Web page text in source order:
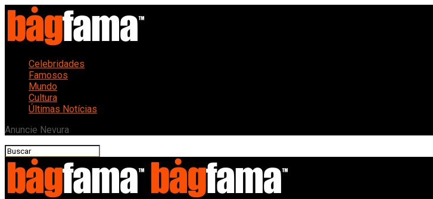
Celebridades
Famosos
Mundo
Cultura
Últimas Notícias
Anuncie Nevura